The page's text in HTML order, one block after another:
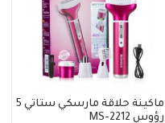
ماكينة حلاقة مارسكي ستاتي 5
رؤوس MS-2212